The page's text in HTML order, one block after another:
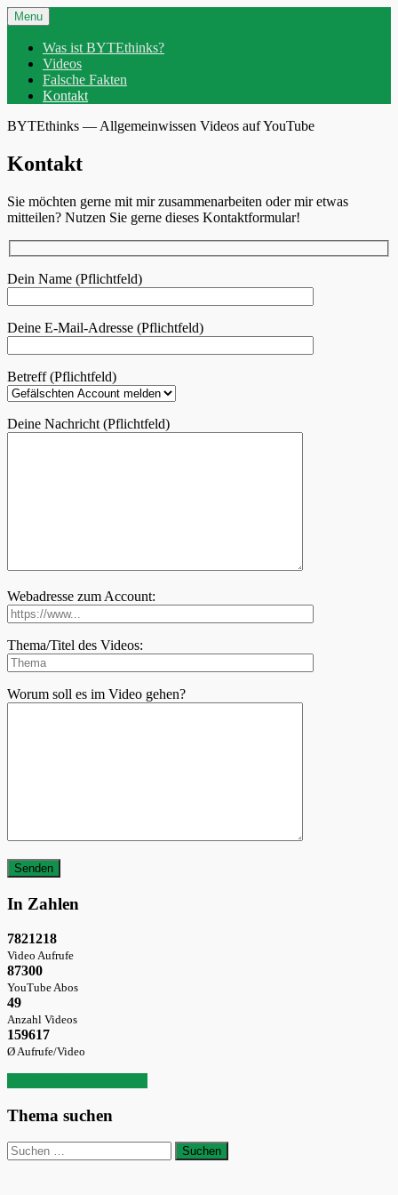
Skip
to
content
Header
Menu
Menu
Was ist BYTEthinks?
Videos
Falsche Fakten
Kontakt
BYTEthinks — Allgemeinwissen Videos auf YouTube
Kontakt
Sie möchten gerne mit mir zusammenarbeiten oder mir etwas
mitteilen? Nutzen Sie gerne dieses Kontaktformular!
Dein Name (Pflichtfeld)
Deine E-Mail-Adresse (Pflichtfeld)
Betreff (Pflichtfeld)
Deine Nachricht (Pflichtfeld)
Webadresse zum Account:
Thema/Titel des Videos:
Worum soll es im Video gehen?
Bitte lasse dieses Feld leer.
In Zahlen
7821218
Video Aufrufe
87300
YouTube Abos
49
Anzahl Videos
159617
Ø Aufrufe/Video
Thema suchen
Suchen
nach: